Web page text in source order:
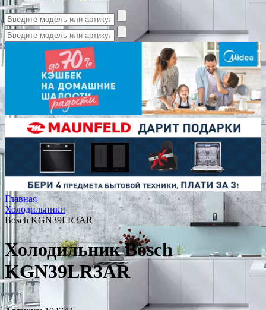
Главная
Холодильники
Bosch KGN39LR3AR
Холодильник Bosch
KGN39LR3AR